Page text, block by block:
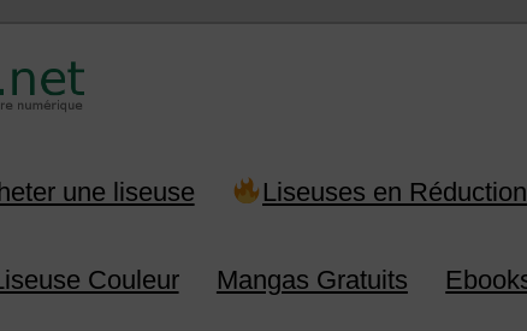
liseuses Kindle, Kobo,
une liseuse Liseuses en Réduction
Couleur Mangas Gratuits